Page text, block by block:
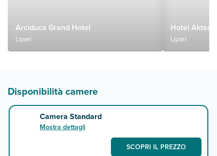
Arciduca Grand Hotel
Lipari
Hotel Aktea
Lipari
Disponibilità camere
Camera Standard
Mostra dettagli
SCOPRI IL PREZZO